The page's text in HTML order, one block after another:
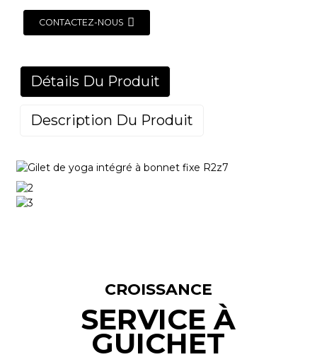
CONTACTEZ-NOUS
Détails Du Produit
Description Du Produit
CROISSANCE
SERVICE À
GUICHET